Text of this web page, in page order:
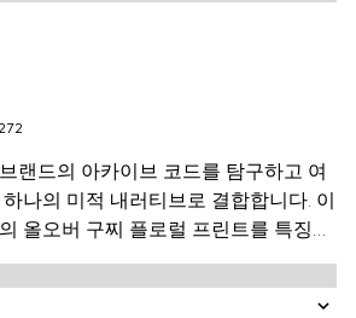
랜드의 아카이브 코드를 탐구하고 여
나의 미적 내러티브로 결합합니다. 이
올오버 구찌 플로럴 프린트를 특징으